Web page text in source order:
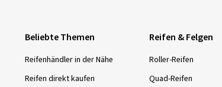
Beliebte Themen
Reifenhändler in der Nähe
Reifen direkt kaufen
Reifen & Felgen
Roller-Reifen
Quad-Reifen